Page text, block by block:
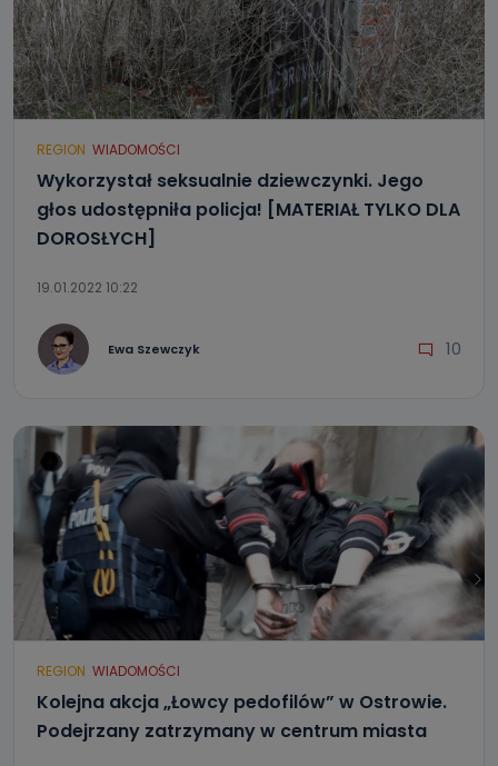
REGION WIADOMOŚCI
Wykorzystał seksualnie dziewczynki. Jego
głos udostępniła policja! [MATERIAŁ TYLKO DLA
DOROSŁYCH]
19.01.2022 10:22
Ewa Szewczyk 10
REGION WIADOMOŚCI
Kolejna akcja „Łowcy pedofilów” w Ostrowie.
Podejrzany zatrzymany w centrum miasta